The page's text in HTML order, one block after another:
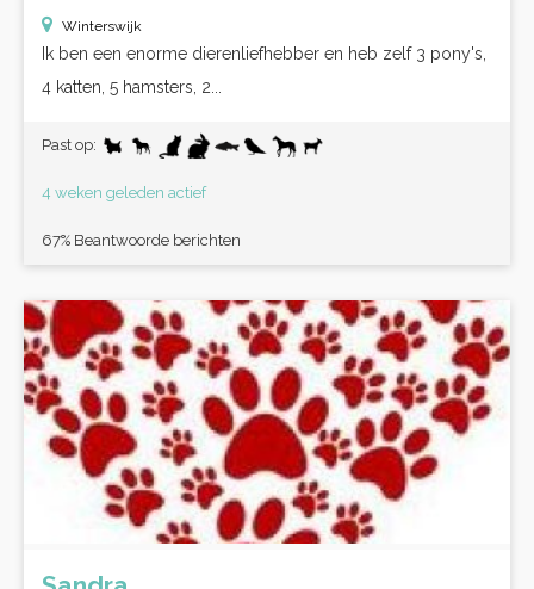
Winterswijk
Ik ben een enorme dierenliefhebber en heb zelf 3 pony's,
4 katten, 5 hamsters, 2...
Past op:
4 weken geleden actief
67% Beantwoorde berichten